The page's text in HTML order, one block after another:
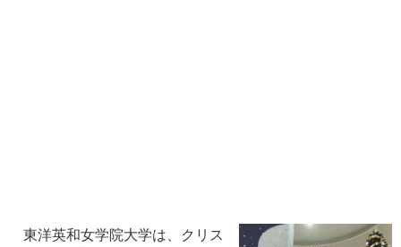
東洋英和女学院大学は、クリス